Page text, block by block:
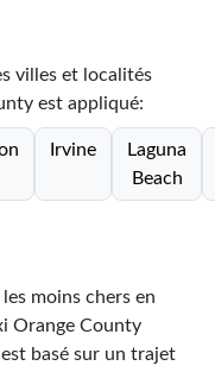
villes et localités
est appliqué:
Irvine
Laguna
Beach
moins chers en
Orange County
basé sur un trajet